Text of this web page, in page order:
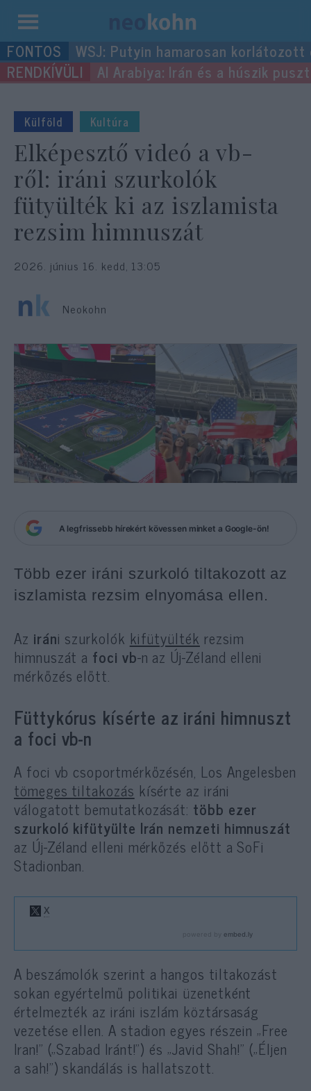
Kilépés
a
tartalomba
WSJ: Putyin hamarosan
Al Arabiya: Irán és a húszik
Külföld Kultúra
Elképesztő videó a vb-
ről: iráni szurkolók
fütyülték ki az iszlamista
rezsim himnuszát
2026. június 16. kedd, 13:05
Neokohn
A legfrissebb hírekért kövessen minket a Google-ön!
Több ezer iráni szurkoló tiltakozott az
iszlamista rezsim elnyomása ellen.
Az iráni szurkolók kifütyülték rezsim
himnuszát a foci vb-n az Új-Zéland elleni
mérkőzés előtt.
Füttykórus kísérte az iráni himnuszt
a foci vb-n
A foci vb csoportmérkőzésén, Los Angelesben
tömeges tiltakozás kísérte az iráni
válogatott bemutatkozását: több ezer
szurkoló kifütyülte Irán nemzeti himnuszát
az Új-Zéland elleni mérkőzés előtt a SoFi
Stadionban.
A beszámolók szerint a hangos tiltakozást
sokan egyértelmű politikai üzenetként
értelmezték az iráni iszlám köztársaság
vezetése ellen. A stadion egyes részein „Free
Iran!” („Szabad Iránt!”) és „Javid Shah!” („Éljen
a sah!”) skandálás is hallatszott.